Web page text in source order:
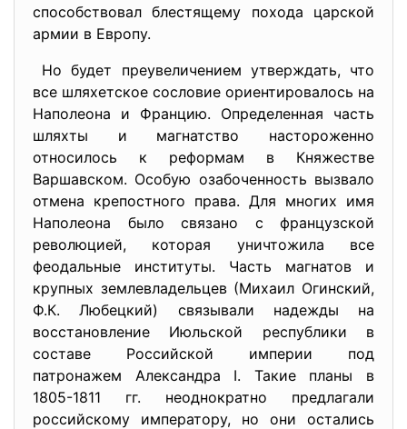
способствовал блестящему похода царской
армии в Европу.
Но будет преувеличением утверждать, что
все шляхетское сословие ориентировалось на
Наполеона и Францию. Определенная часть
шляхты и магнатство настороженно
относилось к реформам в Княжестве
Варшавском. Особую озабоченность вызвало
отмена крепостного права. Для многих имя
Наполеона было связано с французской
революцией, которая уничтожила все
феодальные институты. Часть магнатов и
крупных землевладельцев (Михаил Огинский,
Ф.К. Любецкий) связывали надежды на
восстановление Июльской республики в
составе Российской империи под
патронажем Александра I. Такие планы в
1805-1811 гг. неоднократно предлагали
российскому императору, но они остались